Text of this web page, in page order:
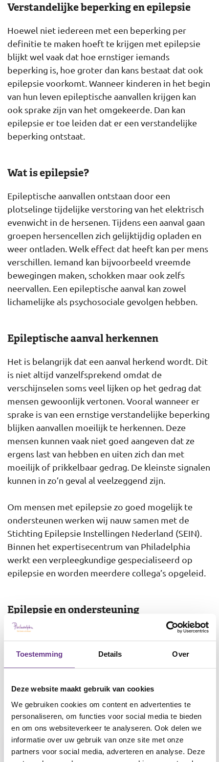
Toestemming Details Over
Deze website maakt gebruik van cookies
We gebruiken cookies om content en advertenties te
personaliseren, om functies voor social media te bieden
en om ons websiteverkeer te analyseren. Ook delen we
informatie over uw gebruik van onze site met onze
partners voor social media, adverteren en analyse. Deze
Verstandelijke beperking en epilepsie
Hoewel niet iedereen met een beperking per
definitie te maken hoeft te krijgen met epilepsie
blijkt wel vaak dat hoe ernstiger iemands
beperking is, hoe groter dan kans bestaat dat ook
epilepsie voorkomt. Wanneer kinderen in het begin
van hun leven epileptische aanvallen krijgen kan
ook sprake zijn van het omgekeerde. Dan kan
epilepsie er toe leiden dat er een verstandelijke
beperking ontstaat.
Wat is epilepsie?
Epileptische aanvallen ontstaan door een
plotselinge tijdelijke verstoring van het elektrisch
evenwicht in de hersenen. Tijdens een aanval gaan
groepen hersencellen zich gelijktijdig opladen en
weer ontladen. Welk effect dat heeft kan per mens
verschillen. Iemand kan bijvoorbeeld vreemde
bewegingen maken, schokken maar ook zelfs
neervallen. Een epileptische aanval kan zowel
lichamelijke als psychosociale gevolgen hebben.
Epileptische aanval herkennen
Het is belangrijk dat een aanval herkend wordt. Dit
is niet altijd vanzelfsprekend omdat de
verschijnselen soms veel lijken op het gedrag dat
mensen gewoonlijk vertonen. Vooral wanneer er
sprake is van een ernstige verstandelijke beperking
blijken aanvallen moeilijk te herkennen. Deze
mensen kunnen vaak niet goed aangeven dat ze
ergens last van hebben en uiten zich dan met
moeilijk of prikkelbaar gedrag. De kleinste signalen
kunnen in zo’n geval al veelzeggend zijn.
Om mensen met epilepsie zo goed mogelijk te
ondersteunen werken wij nauw samen met de
Stichting Epilepsie Instellingen Nederland (SEIN).
Binnen het expertisecentrum van Philadelphia
werkt een verpleegkundige gespecialiseerd op
epilepsie en worden meerdere collega’s opgeleid.
Epilepsie en ondersteuning
Meer weten?
Neem contact met ons op